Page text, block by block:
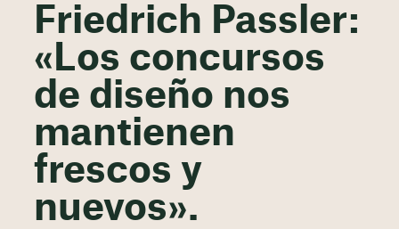
Friedrich Passler:
«Los concursos
de diseño nos
mantienen
frescos y
nuevos».